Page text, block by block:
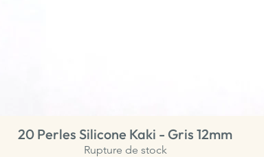
Aperçu rapide
20 Perles Silicone Kaki - Gris 12mm
Rupture de stock